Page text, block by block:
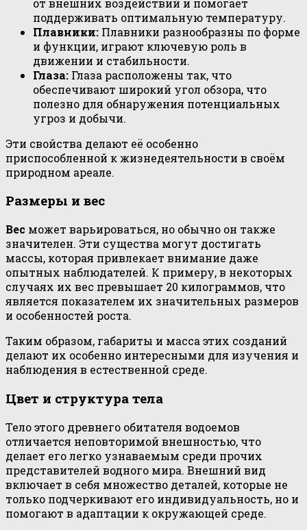
поддерживать оптимальную температуру.
Плавники: Плавники разнообразны по форме
и функции, играют ключевую роль в
движении и стабильности.
Глаза: Глаза расположены так, что
обеспечивают широкий угол обзора, что
полезно для обнаружения потенциальных
угроз и добычи.
Эти свойства делают её особенно
приспособленной к жизнедеятельности в своём
природном ареале.
Размеры и вес
Вес может варьироваться, но обычно он также
значителен. Эти существа могут достигать
массы, которая привлекает внимание даже
опытных наблюдателей. К примеру, в некоторых
случаях их вес превышает 20 килограммов, что
является показателем их значительных размеров
и особенностей роста.
Таким образом, габариты и масса этих созданий
делают их особенно интересными для изучения и
наблюдения в естественной среде.
Цвет и структура тела
Тело этого древнего обитателя водоемов
отличается неповторимой внешностью, что
делает его легко узнаваемым среди прочих
представителей водного мира. Внешний вид
включает в себя множество деталей, которые не
только подчеркивают его индивидуальность, но и
помогают в адаптации к окружающей среде.